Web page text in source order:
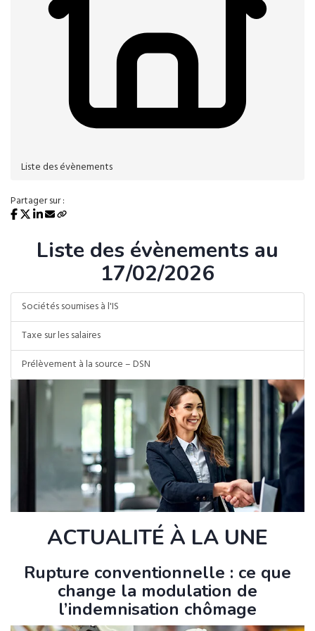
Liste des évènements
Partager sur :
Liste des évènements au
17/02/2026
Sociétés soumises à l'IS
Taxe sur les salaires
Prélèvement à la source – DSN
ACTUALITÉ À LA UNE
Rupture conventionnelle : ce que
change la modulation de
l’indemnisation chômage